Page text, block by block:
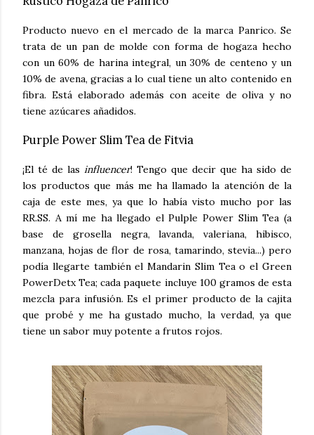
Producto nuevo en el mercado de la marca Panrico. Se
trata de un pan de molde con forma de hogaza hecho
con un 60% de harina integral, un 30% de centeno y un
10% de avena, gracias a lo cual tiene un alto contenido en
fibra. Está elaborado además con aceite de oliva y no
tiene azúcares añadidos.
Purple Power Slim Tea de Fitvia
¡El té de las influencer! Tengo que decir que ha sido de
los productos que más me ha llamado la atención de la
caja de este mes, ya que lo había visto mucho por las
RR.SS. A mí me ha llegado el Pulple Power Slim Tea (a
base de grosella negra, lavanda, valeriana, hibisco,
manzana, hojas de flor de rosa, tamarindo, stevia...) pero
podía llegarte también el Mandarin Slim Tea o el Green
PowerDetx Tea; cada paquete incluye 100 gramos de esta
mezcla para infusión. Es el primer producto de la cajita
que probé y me ha gustado mucho, la verdad, ya que
tiene un sabor muy potente a frutos rojos.